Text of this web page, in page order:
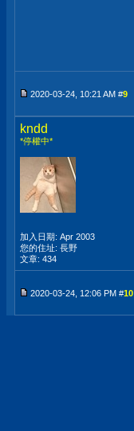
2020-03-24, 10:21 AM #9
kndd
*停權中*
加入日期: Apr 2003
您的住址: 長野
文章: 434
2020-03-24, 12:06 PM #10